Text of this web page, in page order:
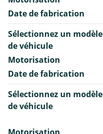
Date de fabrication
Sélectionnez un modèle
de véhicule
Motorisation
Date de fabrication
Sélectionnez un modèle
de véhicule